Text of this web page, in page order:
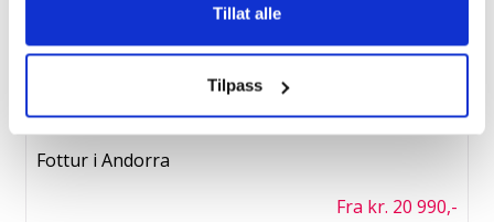
Tillat alle
Tilpass
Fra kr. 10 990,-
18/8
Fottur i Andorra
Fra kr. 20 990,-